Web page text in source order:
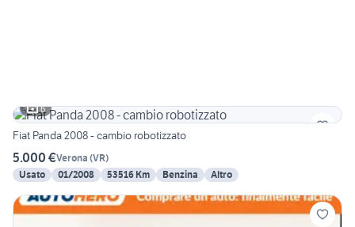
6
Fiat Panda 2008 - cambio robotizzato
5.000 €Verona (VR)
Usato
01/2008 53516 Km Benzina Altro